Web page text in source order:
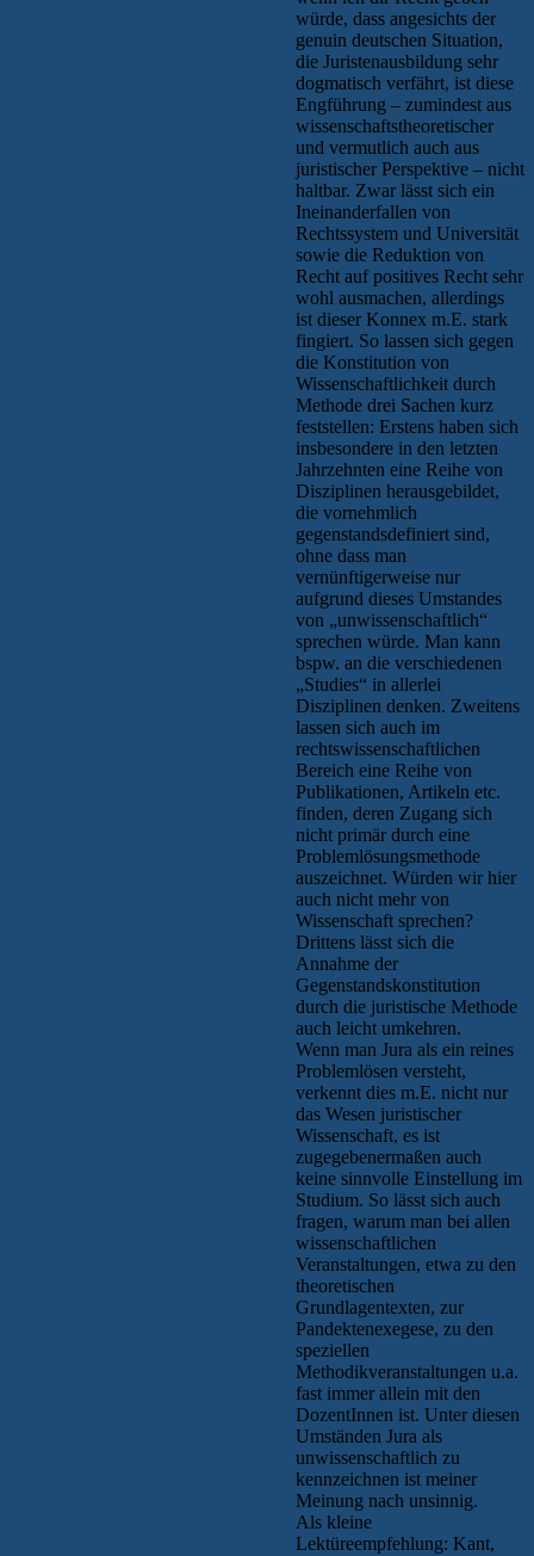
würde, dass angesichts der
genuin deutschen Situation,
die Juristenausbildung sehr
dogmatisch verfährt, ist diese
Engführung – zumindest aus
wissenschaftstheoretischer
und vermutlich auch aus
juristischer Perspektive – nicht
haltbar. Zwar lässt sich ein
Ineinanderfallen von
Rechtssystem und Universität
sowie die Reduktion von
Recht auf positives Recht sehr
wohl ausmachen, allerdings
ist dieser Konnex m.E. stark
fingiert. So lassen sich gegen
die Konstitution von
Wissenschaftlichkeit durch
Methode drei Sachen kurz
feststellen: Erstens haben sich
insbesondere in den letzten
Jahrzehnten eine Reihe von
Disziplinen herausgebildet,
die vornehmlich
gegenstandsdefiniert sind,
ohne dass man
vernünftigerweise nur
aufgrund dieses Umstandes
von „unwissenschaftlich“
sprechen würde. Man kann
bspw. an die verschiedenen
„Studies“ in allerlei
Disziplinen denken. Zweitens
lassen sich auch im
rechtswissenschaftlichen
Bereich eine Reihe von
Publikationen, Artikeln etc.
finden, deren Zugang sich
nicht primär durch eine
Problemlösungsmethode
auszeichnet. Würden wir hier
auch nicht mehr von
Wissenschaft sprechen?
Drittens lässt sich die
Annahme der
Gegenstandskonstitution
durch die juristische Methode
auch leicht umkehren.
Wenn man Jura als ein reines
Problemlösen versteht,
verkennt dies m.E. nicht nur
das Wesen juristischer
Wissenschaft, es ist
zugegebenermaßen auch
keine sinnvolle Einstellung im
Studium. So lässt sich auch
fragen, warum man bei allen
wissenschaftlichen
Veranstaltungen, etwa zu den
theoretischen
Grundlagentexten, zur
Pandektenexegese, zu den
speziellen
Methodikveranstaltungen u.a.
fast immer allein mit den
DozentInnen ist. Unter diesen
Umständen Jura als
unwissenschaftlich zu
kennzeichnen ist meiner
Meinung nach unsinnig.
Als kleine
Lektüreempfehlung: Kant,